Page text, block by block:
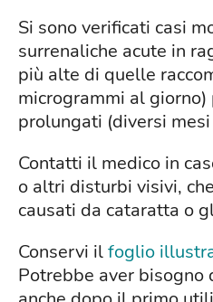
Si sono verificati casi
surrenaliche acute in
più alte di quelle
microgrammi al
prolungati (diversi mesi
Contatti il medico in
o altri disturbi visivi,
causati da cataratta o
Conservi ilfoglio
Potrebbe aver